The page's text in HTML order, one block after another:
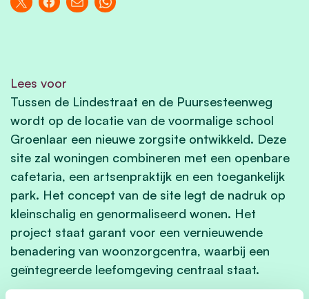
Lees voor
Tussen de Lindestraat en de Puursesteenweg
wordt op de locatie van de voormalige school
Groenlaar een nieuwe zorgsite ontwikkeld. Deze
site zal woningen combineren met een openbare
cafetaria, een artsenpraktijk en een toegankelijk
park. Het concept van de site legt de nadruk op
kleinschalig en genormaliseerd wonen. Het
project staat garant voor een vernieuwende
benadering van woonzorgcentra, waarbij een
geïntegreerde leefomgeving centraal staat.